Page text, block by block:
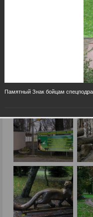
Памятный Знак бойцам